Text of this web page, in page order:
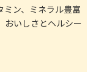
ミン、ミネラル豊富
おいしさとヘルシー